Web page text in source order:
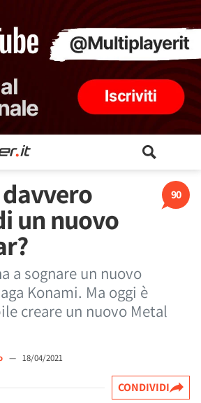
90
un nuovo
a sognare un nuovo
Konami. Ma oggi è
creare un nuovo Metal
— 18/04/2021
CONDIVIDI